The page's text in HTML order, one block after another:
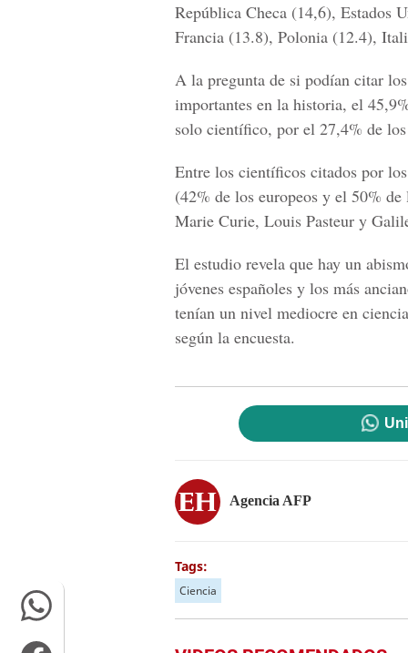
República Checa (14,6), Estados
Francia (13.8), Polonia (12.4),
A la pregunta de si podían citar
importantes en la historia, el
solo científico, por el 27,4% de los
Entre los científicos citados por
(42% de los europeos y el 50%
Marie Curie, Louis Pasteur y
El estudio revela que hay un
jóvenes españoles y los más
tenían un nivel mediocre en
según la encuesta.
Agencia AFP
Tags:
Ciencia